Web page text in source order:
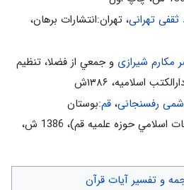
تهرانی، تهران:انتشارات برهان،
مکارم شیرازی و جمعي از فضلا، تنظیم
اسلامیه، ۱۳۸۶ش
رفسنجانی، قم:بوستان
كتاب(انتشارات دفتر تبليغات اسلامي حوزه علميه قم)، 1386 ش‌،
و تفسیر آیات قرآن